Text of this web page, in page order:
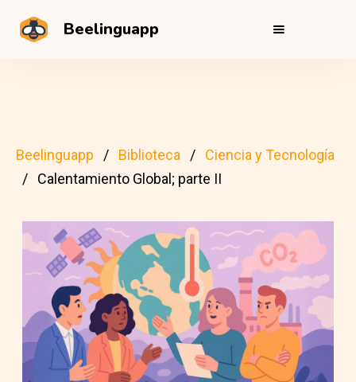
Beelinguapp
Beelinguapp Biblioteca
Ciencia y Tecnología
Calentamiento Global; parte II